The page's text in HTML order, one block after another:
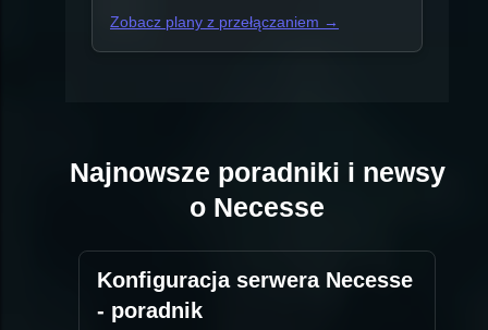
Zobacz plany z przełączaniem →
Najnowsze poradniki i newsy
o Necesse
Konfiguracja serwera Necesse
- poradnik